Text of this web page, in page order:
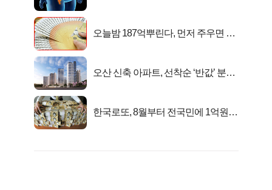
오늘밤 187억뿌린다, 먼저 주우면 최
오산 신축 아파트, 선착순 ‘반값’ 분양
한국로또, 8월부터 전국민에 1억원씩